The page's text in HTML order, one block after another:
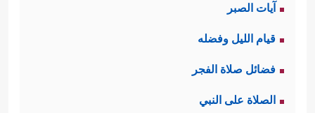
آيات الصبر
قيام الليل وفضله
فضائل صلاة الفجر
الصلاة على النبي